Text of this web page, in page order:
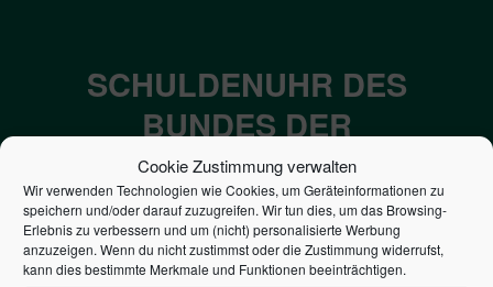
Cookie Zustimmung verwalten
Wir verwenden Technologien wie Cookies, um Geräteinformationen zu
speichern und/oder darauf zuzugreifen. Wir tun dies, um das Browsing-
Erlebnis zu verbessern und um (nicht) personalisierte Werbung
anzuzeigen. Wenn du nicht zustimmst oder die Zustimmung widerrufst,
kann dies bestimmte Merkmale und Funktionen beeinträchtigen.
SCHULDENUHR DES
BUNDES DER
STEUERZAHLER
7,052€
NEUVERSCHULDUNG